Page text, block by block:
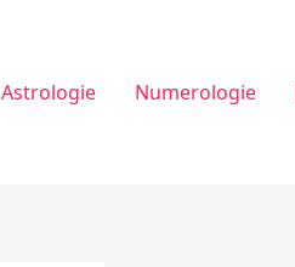
Astrologie Numerologie